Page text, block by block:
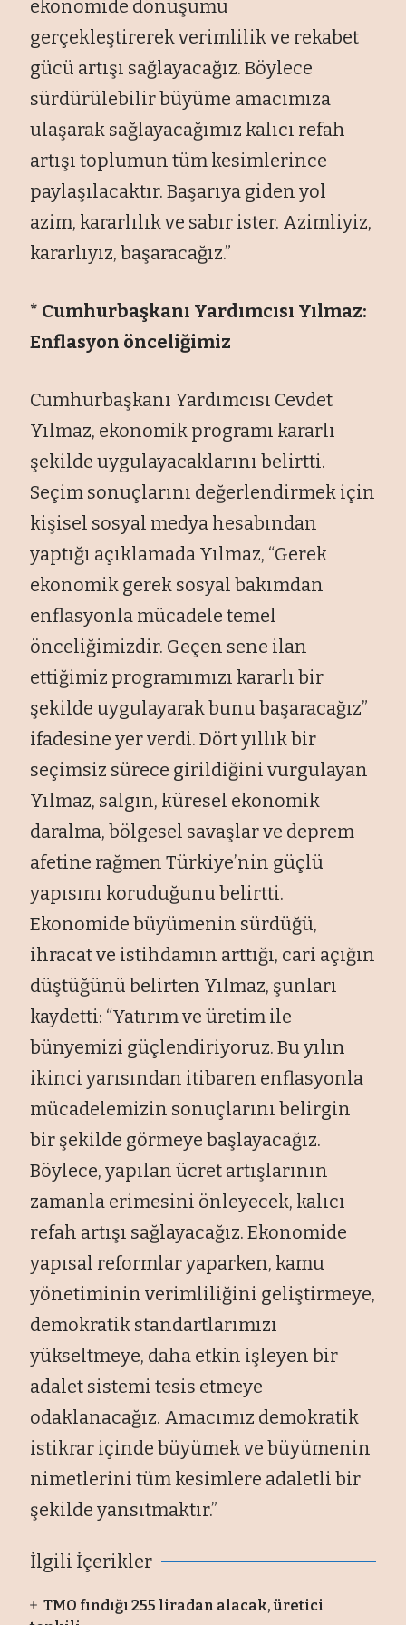
ekonomide dönüşümü
gerçekleştirerek verimlilik ve rekabet
gücü artışı sağlayacağız. Böylece
sürdürülebilir büyüme amacımıza
ulaşarak sağlayacağımız kalıcı refah
artışı toplumun tüm kesimlerince
paylaşılacaktır. Başarıya giden yol
azim, kararlılık ve sabır ister. Azimliyiz,
kararlıyız, başaracağız.”
* Cumhurbaşkanı Yardımcısı Yılmaz:
Enflasyon önceliğimiz
Cumhurbaşkanı Yardımcısı Cevdet
Yılmaz, ekonomik programı kararlı
şekilde uygulayacaklarını belirtti.
Seçim sonuçlarını değerlendirmek için
kişisel sosyal medya hesabından
yaptığı açıklamada Yılmaz, “Gerek
ekonomik gerek sosyal bakımdan
enflasyonla mücadele temel
önceliğimizdir. Geçen sene ilan
ettiğimiz programımızı kararlı bir
şekilde uygulayarak bunu başaracağız”
ifadesine yer verdi. Dört yıllık bir
seçimsiz sürece girildiğini vurgulayan
Yılmaz, salgın, küresel ekonomik
daralma, bölgesel savaşlar ve deprem
afetine rağmen Türkiye’nin güçlü
yapısını koruduğunu belirtti.
Ekonomide büyümenin sürdüğü,
ihracat ve istihdamın arttığı, cari açığın
düştüğünü belirten Yılmaz, şunları
kaydetti: “Yatırım ve üretim ile
bünyemizi güçlendiriyoruz. Bu yılın
ikinci yarısından itibaren enflasyonla
mücadelemizin sonuçlarını belirgin
bir şekilde görmeye başlayacağız.
Böylece, yapılan ücret artışlarının
zamanla erimesini önleyecek, kalıcı
refah artışı sağlayacağız. Ekonomide
yapısal reformlar yaparken, kamu
yönetiminin verimliliğini geliştirmeye,
demokratik standartlarımızı
yükseltmeye, daha etkin işleyen bir
adalet sistemi tesis etmeye
odaklanacağız. Amacımız demokratik
istikrar içinde büyümek ve büyümenin
nimetlerini tüm kesimlere adaletli bir
şekilde yansıtmaktır.”
İlgili İçerikler
TMO fındığı 255 liradan alacak, üretici